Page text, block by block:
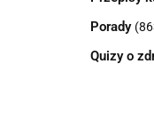
Porady
Quizy o